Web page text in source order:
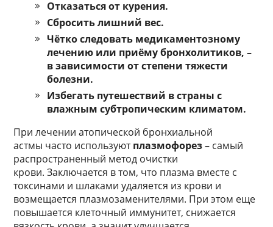
Отказаться от курения.
Сбросить лишний вес.
Чётко следовать медикаментозному
лечению или приёму бронхолитиков, –
в зависимости от степени тяжести
болезни.
Избегать путешествий в страны с
влажным субтропическим климатом.
При лечении атопической бронхиальной
астмы часто используютплазмофорез– самый
распространенный метод очистки
крови. Заключается в том, что плазма вместе с
токсинами и шлаками удаляется из крови и
возмещается плазмозаменителями. При этом еще
повышается клеточный иммунитет, снижается